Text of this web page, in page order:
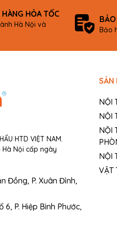
HÀNG HỎA TỐC
Hà Nội và
Bảo
HTD VIỆT NAM.
Hà Nội cấp ngày
Đồng, P. Xuân Đỉnh,
6, P. Hiệp Bình Phước,
SẢN
NỘI
NỘI
NỘI
NỘI
VẬT